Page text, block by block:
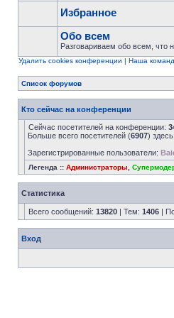
Избранное
Обо всем
Разговариваем обо всем, что
Удалить cookies конференции | Наша
Список форумов
Кто сейчас на конференции
Сейчас посетителей на конференции:
Больше всего посетителей (6907)
Зарегистрированные пользователи:
Легенда :: Администраторы
Статистика
Всего сообщений: 13820 | Тем: 1406 |
Вход